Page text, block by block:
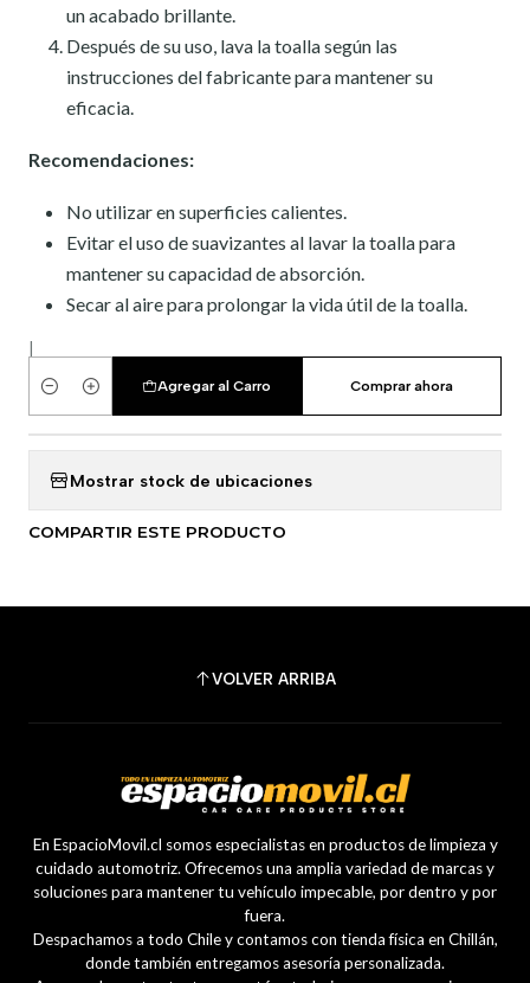
un acabado brillante.
Después de su uso, lava la toalla según las
instrucciones del fabricante para mantener su
eficacia.
Recomendaciones:
No utilizar en superficies calientes.
Evitar el uso de suavizantes al lavar la toalla para
mantener su capacidad de absorción.
Secar al aire para prolongar la vida útil de la toalla.
Cantidad
Agregar al Carro Comprar ahora
Mostrar stock de ubicaciones
COMPARTIR ESTE PRODUCTO
VOLVER ARRIBA
En EspacioMovil.cl somos especialistas en productos de limpieza y
cuidado automotriz. Ofrecemos una amplia variedad de marcas y
soluciones para mantener tu vehículo impecable, por dentro y por
fuera.
Despachamos a todo Chile y contamos con tienda física en Chillán,
donde también entregamos asesoría personalizada.